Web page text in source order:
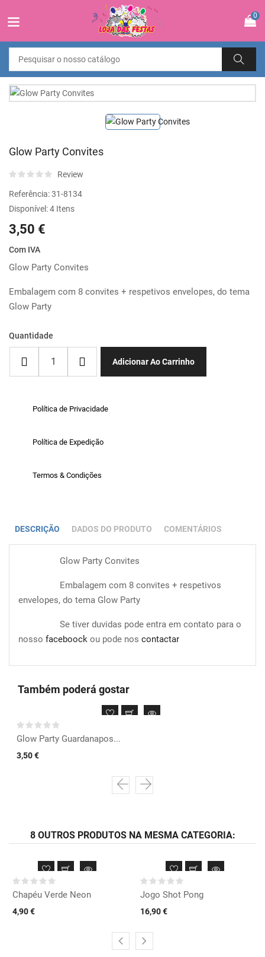
0
Glow Party Convites
Review
Referência:31-8134
Disponível:4 Itens
3,50 €
Com IVA
Glow Party Convites
Embalagem com 8 convites + respetivos envelopes, do tema
Glow Party
Quantidade
Adicionar Ao Carrinho
Política de Privacidade
Política de Expedição
Termos & Condições
DESCRIÇÃO DADOS DO PRODUTO COMENTÁRIOS
Glow Party Convites
Embalagem com 8 convites + respetivos
envelopes, do tema Glow Party
Se tiver duvidas pode entra em contato para o
nosso faceboock ou pode nos contactar
Também poderá gostar
Glow Party Guardanapos...
3,50 €
8 OUTROS PRODUTOS NA MESMA CATEGORIA:
Chapéu Verde Neon
4,90 €
Jogo Shot Pong
16,90 €